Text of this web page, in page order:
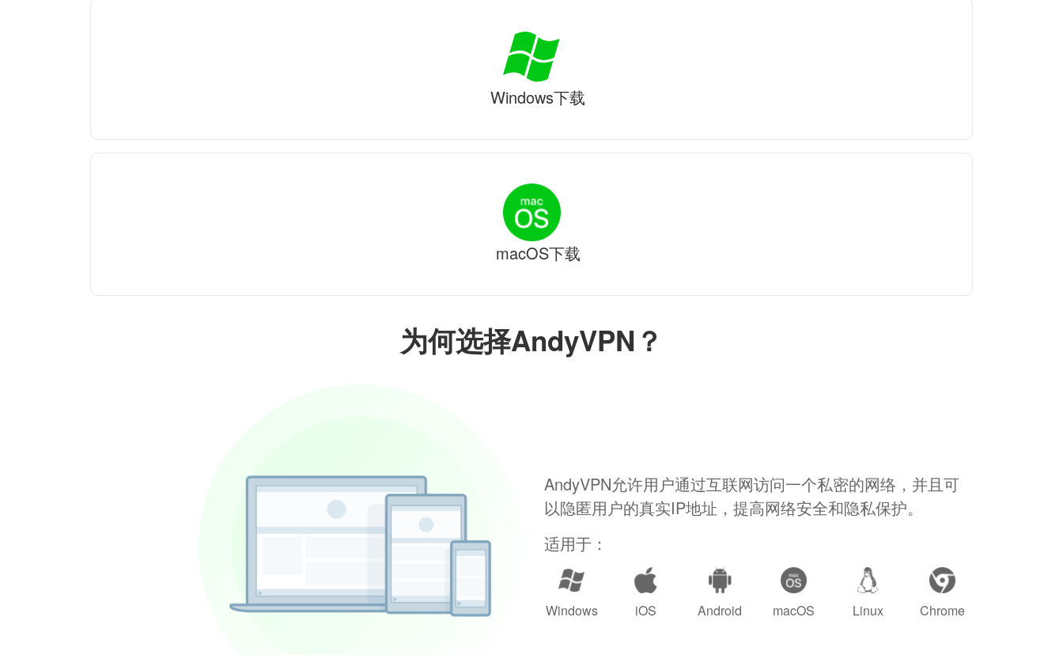
为何选择AndyVPN？
AndyVPN允许用户通过互联网访问一个私密的网络，并且可
以隐匿用户的真实IP地址，提高网络安全和隐私保护。
适用于：
Windows iOS Android macOS Linux Chrome
Windows下载
macOS下载